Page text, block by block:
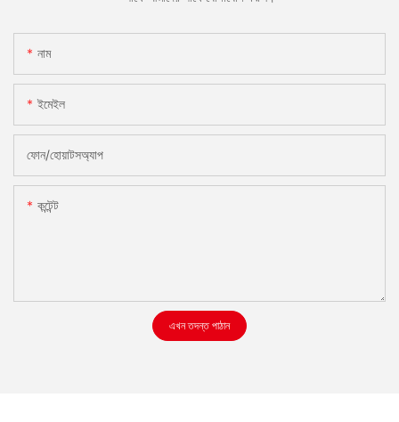
নাম
ইমেইল
ফোন/হোয়াটসঅ্যাপ
কন্টেন্ট
এখন তদন্ত পাঠান